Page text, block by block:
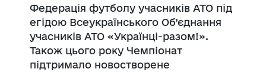
Федерація футболу учасників АТО під
егідою Всеукраїнського Об’єднання
учасників АТО «Українці-разом!».
Також цього року Чемпіонат
підтримало новостворене